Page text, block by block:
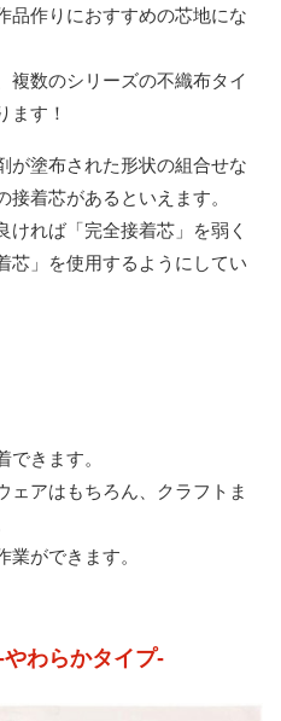
品作りにおすすめの芯地にな
複数のシリーズの不織布タイ
ます！
が塗布された形状の組合せな
着芯があるといえます。
ければ「完全接着芯」を弱く
芯」を使用するようにしてい
できます。
ェアはもちろん、クラフトま
ができます。
わらかタイプ-